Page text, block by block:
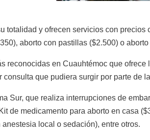
totalidad y ofrecen servicios con
aborto con pastillas ($2.500) o
reconocidas en Cuauhtémoc que
que pudiera surgir por parte de
Sur, que realiza interrupciones de
de medicamento para aborto en casa
local o sedación), entre otros.